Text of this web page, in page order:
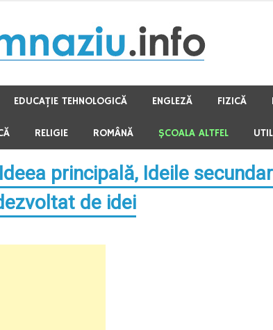
EDUCAŢIE TEHNOLOGICĂ ENGLEZĂ FIZICĂ
RELIGIE ROMÂNĂ ŞCOALA ALTFEL
principală, Ideile
de idei